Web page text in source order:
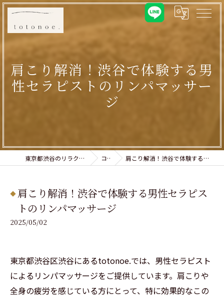
肩こり解消！渋谷で体験する男
性セラピストのリンパマッサー
ジ
東京都渋谷のリラクゼーションならtotonoe. コラム 肩こり解消！渋谷で体験する男性セラピストのリンパマッサージ
肩こり解消！渋谷で体験する男性セラピス
トのリンパマッサージ
2025/05/02
東京都渋谷区渋谷にあるtotonoe.では、男性セラピスト
によるリンパマッサージをご提供しています。肩こりや
全身の疲労を感じている方にとって、特に効果的なこの